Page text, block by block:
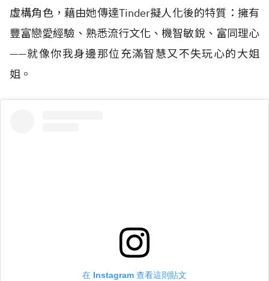
虛構角色，藉由她傳達Tinder擬人化後的特質：擁有
豐富戀愛經驗、熟悉流行文化、機智敏銳、富同理心
——就像你我身邊那位充滿智慧又不失玩心的大姐
姐。
在 Instagram 查看這則貼文